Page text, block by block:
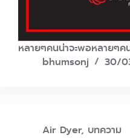
หลายๆคนน่าจะพอหลายๆค
bhumsonj
30/
Air Dyer, บทความ